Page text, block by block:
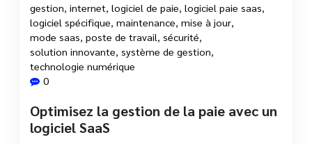
22 Oct, 2025
gestion internet logiciel de paie logiciel paie saas
logiciel spécifique maintenance mise à jour
mode saas poste de travail sécurité
solution innovante système de gestion
technologie numérique
0
Optimisez la gestion de la paie avec un
logiciel SaaS